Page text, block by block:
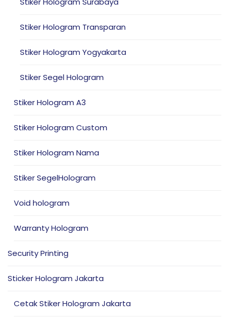
Stiker Hologram Transparan
Stiker Hologram Yogyakarta
Stiker Segel Hologram
Stiker Hologram A3
Stiker Hologram Custom
Stiker Hologram Nama
Stiker SegelHologram
Void hologram
Warranty Hologram
Security Printing
Sticker Hologram Jakarta
Cetak Stiker Hologram Jakarta